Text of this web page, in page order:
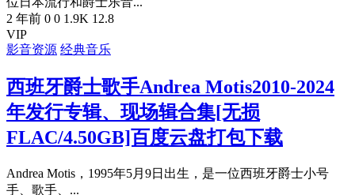
2 年前 0 0 1.9K 12.8
VIP
影音资源 经典音乐
西班牙爵士歌手Andrea Motis2010-2024
年发行专辑、现场辑合集[无损
FLAC/4.50GB]百度云盘打包下载
Andrea Motis，1995年5月9日出生，是一位西班牙爵士小号
手、歌手、...